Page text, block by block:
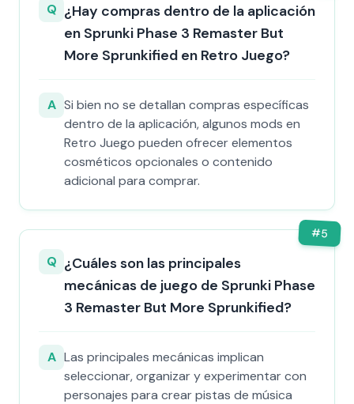
Q ¿Hay compras dentro de la aplicación
en Sprunki Phase 3 Remaster But
More Sprunkified en Retro Juego?
A Si bien no se detallan compras específicas
dentro de la aplicación, algunos mods en
Retro Juego pueden ofrecer elementos
cosméticos opcionales o contenido
adicional para comprar.
#5
Q ¿Cuáles son las principales
mecánicas de juego de Sprunki Phase
3 Remaster But More Sprunkified?
A Las principales mecánicas implican
seleccionar, organizar y experimentar con
personajes para crear pistas de música